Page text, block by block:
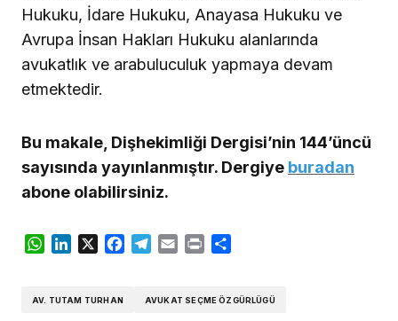
Hukuku, İdare Hukuku, Anayasa Hukuku ve
Avrupa İnsan Hakları Hukuku alanlarında
avukatlık ve arabuluculuk yapmaya devam
etmektedir.
Bu makale, Dişhekimliği Dergisi’nin 144’üncü
sayısında yayınlanmıştır. Dergiye buradan
abone olabilirsiniz.
WhatsApp
LinkedIn
X Facebook
Telegram
Email Print
AV. TUTAM TURHAN AVUKAT SEÇME ÖZGÜRLÜGÜ